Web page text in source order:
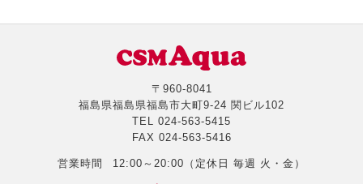
〒960-8041
福島県福島県福島市大町9-24 関ビル102
TEL 024-563-5415
FAX 024-563-5416
営業時間 12:00～20:00（定休日 毎週 火・金）